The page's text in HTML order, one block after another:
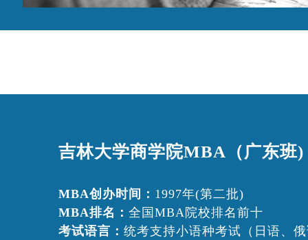
吉林大学商学院MBA（广东班)
MBA创办时间： 1997年(第二批)
MBA排名： 全国MBA院校排名前十
考试语言： 统考支持小语种考试（日语、